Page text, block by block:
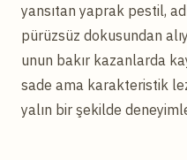
yansıtan yaprak pestil,
pürüzsüz dokusundan
unun bakır kazanlarda
sade ama karakteristik
yalın bir şekilde